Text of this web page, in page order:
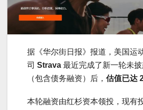
据《华尔街日报》报道，美国运
司 Strava 最近完成了新一轮未
（包含债务融资）后， 估值已达
本轮融资由红杉资本领投，现有